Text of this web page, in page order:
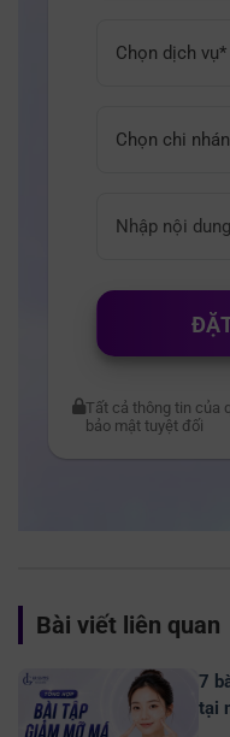
Tất cả thông tin của
bảo mật tuyệt đối
Bài viết liên quan
7
tại